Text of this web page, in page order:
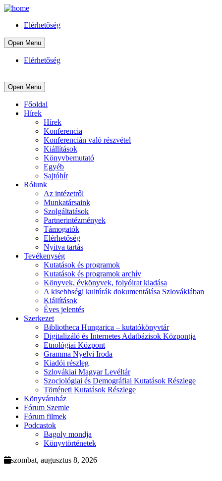
Elérhetőség
Open Menu
Elérhetőség
Open Menu
Főoldal
Hírek
Hírek
Konferencia
Konferencián való részvétel
Kiállítások
Könyvbemutató
Egyéb
Sajtóhír
Rólunk
Az intézetről
Munkatársaink
Szolgáltatások
Partnerintézmények
Támogatók
Elérhetőség
Nyitva tartás
Tevékenység
Kutatások és programok
Kutatások és programok archív
Könyvek, évkönyvek, folyóirat kiadása
A kisebbségi kultúrák dokumentálása Szlovákiában
Kiállítások
Éves jelentés
Szerkezet
Bibliotheca Hungarica – kutatókönyvtár
Digitalizáló és Internetes Adatbázisok Központja
Etnológiai Központ
Gramma Nyelvi Iroda
Kiadói részleg
Szlovákiai Magyar Levéltár
Szociológiai és Demográfiai Kutatások Részlege
Történeti Kutatások Részlege
Könyváruház
Fórum Szemle
Fórum filmek
Podcastok
Bagoly mondja
Könyvtörténetek
szombat, augusztus 8, 2026